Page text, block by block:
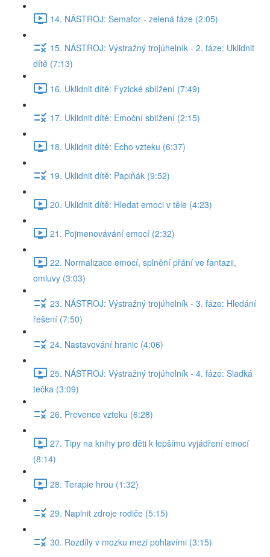
14. NÁSTROJ: Semafor - zelená fáze (2:05)
15. NÁSTROJ: Výstražný trojúhelník - 2. fáze: Uklidnit
dítě (7:13)
16. Uklidnit dítě: Fyzické sblížení (7:49)
17. Uklidnit dítě: Emoční sblížení (2:15)
18. Uklidnit dítě: Echo vzteku (6:37)
19. Uklidnit dítě: Papiňák (9:52)
20. Uklidnit dítě: Hledat emoci v těle (4:23)
21. Pojmenovávání emocí (2:32)
22. Normalizace emocí, splnění přání ve fantazii,
omluvy (3:03)
23. NÁSTROJ: Výstražný trojúhelník - 3. fáze: Hledání
řešení (7:50)
24. Nastavování hranic (4:06)
25. NÁSTROJ: Výstražný trojúhelník - 4. fáze: Sladká
tečka (3:09)
26. Prevence vzteku (6:28)
27. Tipy na knihy pro děti k lepšímu vyjádření emocí
(8:14)
28. Terapie hrou (1:32)
29. Naplnit zdroje rodiče (5:15)
30. Rozdíly v mozku mezi pohlavími (3:15)